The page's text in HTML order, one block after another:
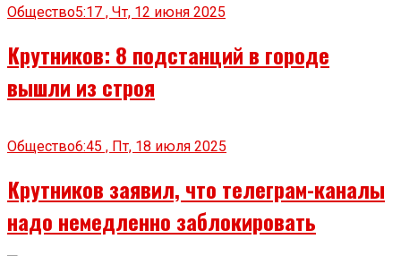
Общество5:17 , Чт, 12 июня 2025
Крутников: 8 подстанций в городе
вышли из строя
Общество6:45 , Пт, 18 июля 2025
Крутников заявил, что телеграм-каналы
надо немедленно заблокировать